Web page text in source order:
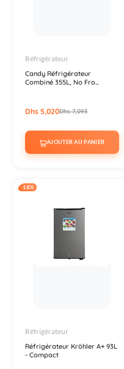
Réfrigérateur
Candy Réfrigérateur
Combiné 355L, No Fro...
Dhs 5,020Dhs 7,093
AJOUTER AU PANIER
-18%
Réfrigérateur
Réfrigérateur Kröhler A+ 93L
- Compact